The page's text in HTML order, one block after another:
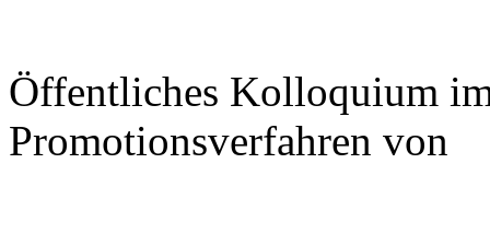
Öffentliches Kolloquium
Promotionsverfahren von